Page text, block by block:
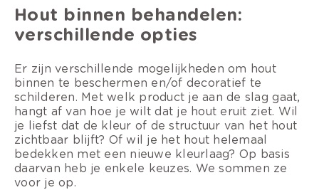
Hout binnen behandelen:
verschillende opties
Er zijn verschillende mogelijkheden om hout
binnen te beschermen en/of decoratief te
schilderen. Met welk product je aan de slag gaat,
hangt af van hoe je wilt dat je hout eruit ziet. Wil
je liefst dat de kleur of de structuur van het hout
zichtbaar blijft? Of wil je het hout helemaal
bedekken met een nieuwe kleurlaag? Op basis
daarvan heb je enkele keuzes. We sommen ze
voor je op.